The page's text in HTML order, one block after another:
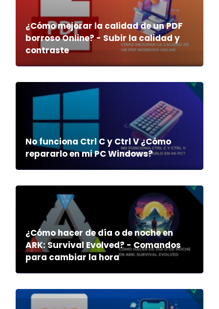
¿Cómo mejorar la calidad de un PDF
borroso Online? - Subir la calidad y
contraste
No funciona Ctrl C y Ctrl V ¿Cómo
repararlo en mi PC Windows?
¿Cómo hacer de día o de noche en
ARK: Survival Evolved? - Comandos
para cambiar la hora